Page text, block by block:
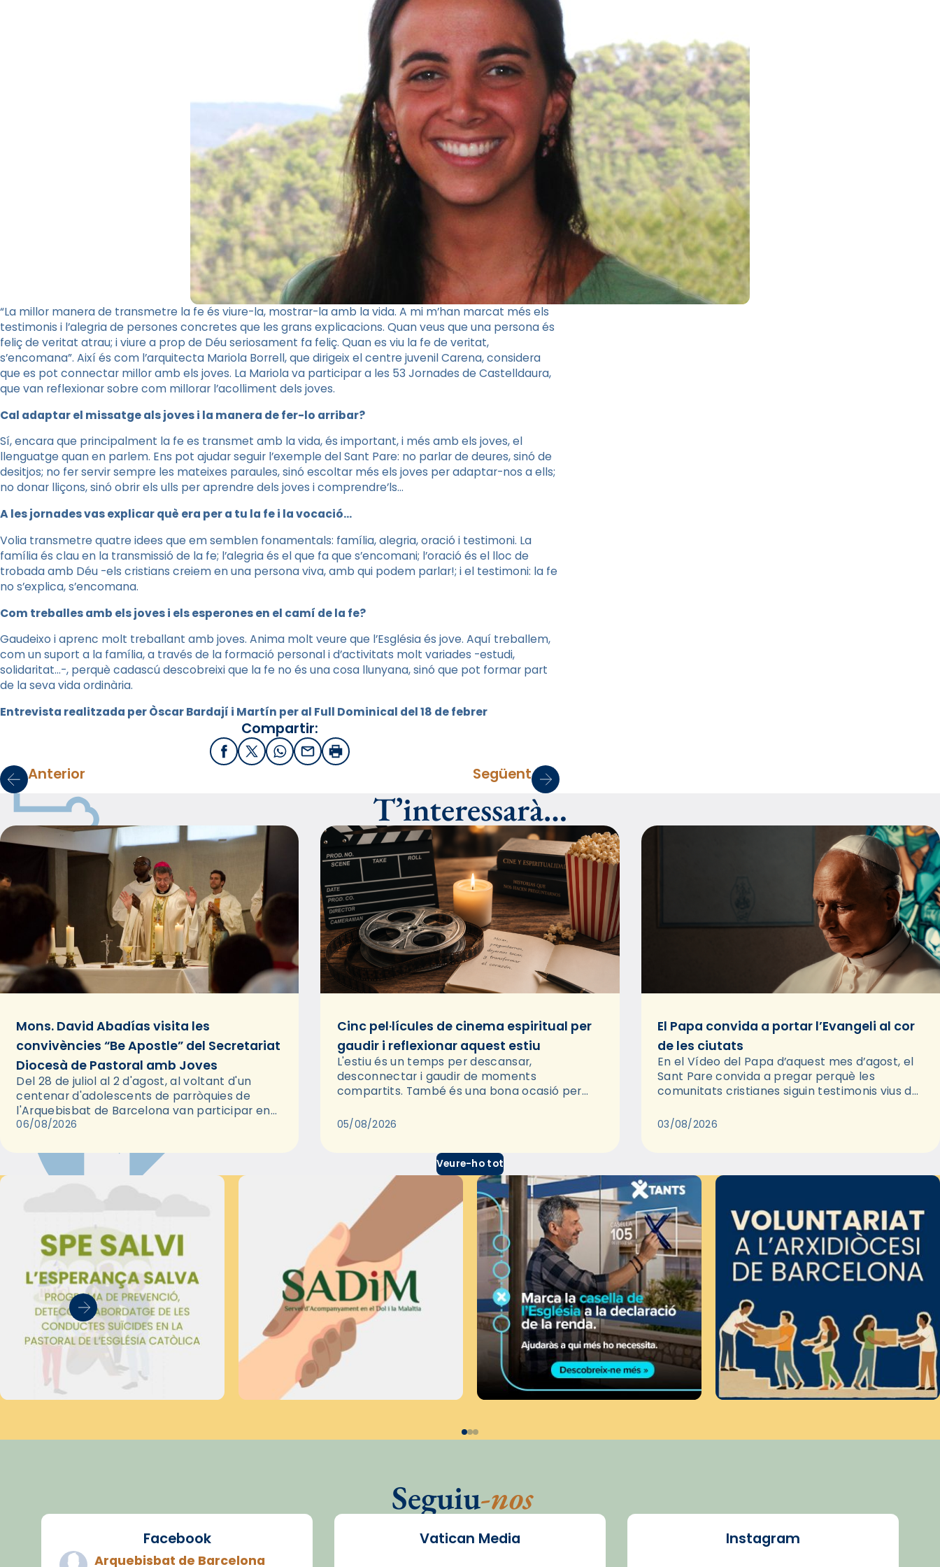
“La millor manera de transmetre la fe és viure-la, mostrar-la amb la vida. A mi m’han marcat més els
testimonis i l’alegria de persones concretes que les grans explicacions. Quan veus que una persona és
feliç de veritat atrau; i viure a prop de Déu seriosament fa feliç. Quan es viu la fe de veritat,
s’encomana”. Així és com l’arquitecta Mariola Borrell, que dirigeix el centre juvenil Carena, considera
que es pot connectar millor amb els joves. La Mariola va participar a les 53 Jornades de Castelldaura,
que van reflexionar sobre com millorar l’acolliment dels joves.
Cal adaptar el missatge als joves i la manera de fer-lo arribar?
Sí, encara que principalment la fe es transmet amb la vida, és important, i més amb els joves, el
llenguatge quan en parlem. Ens pot ajudar seguir l’exemple del Sant Pare: no parlar de deures, sinó de
desitjos; no fer servir sempre les mateixes paraules, sinó escoltar més els joves per adaptar-nos a ells;
no donar lliçons, sinó obrir els ulls per aprendre dels joves i comprendre’ls…
A les jornades vas explicar què era per a tu la fe i la vocació…
Volia transmetre quatre idees que em semblen fonamentals: família, alegria, oració i testimoni. La
família és clau en la transmissió de la fe; l’alegria és el que fa que s’encomani; l’oració és el lloc de
trobada amb Déu -els cristians creiem en una persona viva, amb qui podem parlar!; i el testimoni: la fe
no s’explica, s’encomana.
Com treballes amb els joves i els esperones en el camí de la fe?
Gaudeixo i aprenc molt treballant amb joves. Anima molt veure que l’Església és jove. Aquí treballem,
com un suport a la família, a través de la formació personal i d’activitats molt variades -estudi,
solidaritat…-, perquè cadascú descobreixi que la fe no és una cosa llunyana, sinó que pot formar part
de la seva vida ordinària.
Entrevista realitzada per Òscar Bardají i Martín per al Full Dominical del 18 de febrer
Compartir:
FacebookX / Twitter
WhatsApp
EmailImprimir
Anterior Següent
T’interessarà…
Mons. David Abadías visita les
convivències “Be Apostle” del Secretariat
Diocesà de Pastoral amb Joves
Del 28 de juliol al 2 d'agost, al voltant d'un
centenar d'adolescents de parròquies de
l'Arquebisbat de Barcelona van participar en
les convivències Be Apostle, organitzades pel
06/08/2026
Cinc pel·lícules de cinema espiritual per
gaudir i reflexionar aquest estiu
L'estiu és un temps per descansar,
desconnectar i gaudir de moments
compartits. També és una bona ocasió per
través del cinema, reflexionar sobre les…
05/08/2026
El Papa convida a portar l’Evangeli al cor
de les ciutats
En el Vídeo del Papa d’aquest mes d’agost, el
Sant Pare convida a pregar perquè les
comunitats cristianes siguin testimonis vius de
pregària, el…
03/08/2026
Veure-ho tot
Seguiu-nos
Facebook
Arquebisbat de Barcelona
Vatican Media Instagram